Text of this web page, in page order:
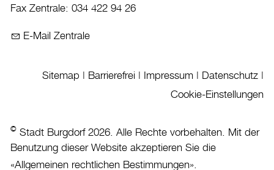
Stadtplan
Drucken
Fax Zentrale: 034 422 94 26
E-Mail Zentrale
Sitemap Barrierefrei Impressum Datenschutz
Cookie-Einstellungen
© Stadt Burgdorf 2026. Alle Rechte vorbehalten. Mit der
Benutzung dieser Website akzeptieren Sie die
«Allgemeinen rechtlichen Bestimmungen».